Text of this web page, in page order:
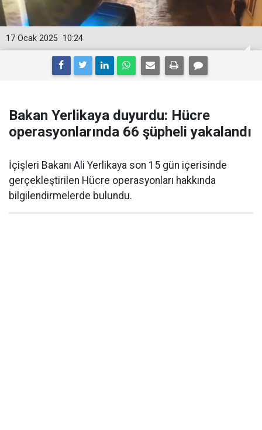
10:24
17 Ocak 2025
Bakan Yerlikaya duyurdu: Hücre
operasyonlarında 66 şüpheli yakalandı
İçişleri Bakanı Ali Yerlikaya son 15 gün içerisinde
gerçekleştirilen Hücre operasyonları hakkında
bilgilendirmelerde bulundu.